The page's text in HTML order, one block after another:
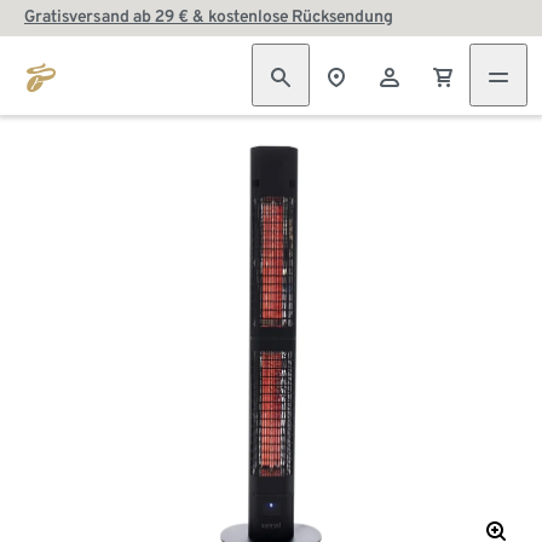
Gratisversand ab 29 € & kostenlose Rücksendung